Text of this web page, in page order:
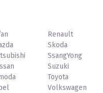
Renault
Skoda
SsangYong
Suzuki
Toyota
Volkswagen